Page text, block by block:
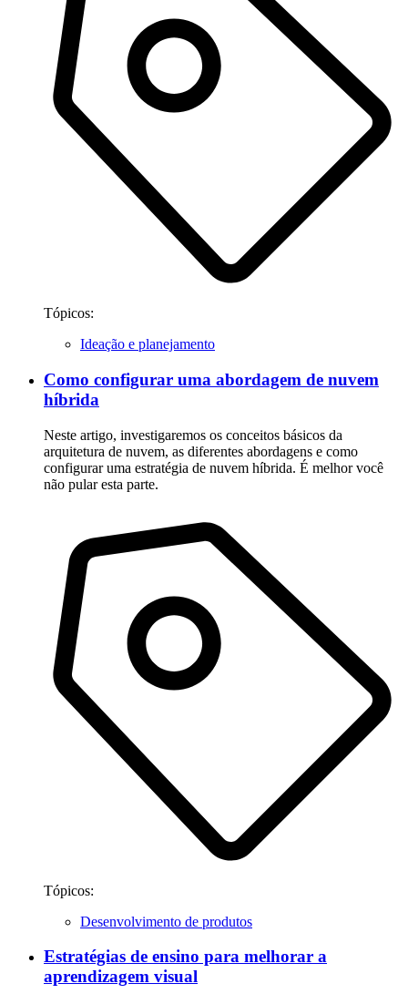
Tópicos:
Ideação e planejamento
Como configurar uma abordagem de nuvem
híbrida
Neste artigo, investigaremos os conceitos básicos da
arquitetura de nuvem, as diferentes abordagens e como
configurar uma estratégia de nuvem híbrida. É melhor você
não pular esta parte.
Tópicos:
Desenvolvimento de produtos
Estratégias de ensino para melhorar a
aprendizagem visual